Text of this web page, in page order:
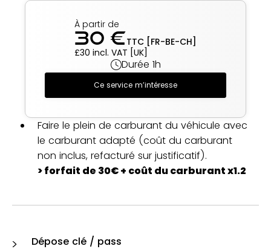
Faire le plein de carburant du véhicule avec
le carburant adapté (coût du carburant
non inclus, refacturé sur justificatif).
> forfait de 30€ + coût du carburant x1.2
À partir de
30 €TTC [FR-BE-CH]
£30 incl. VAT [UK]
Durée 1h
Ce service m’intéresse
Dépose clé / pass